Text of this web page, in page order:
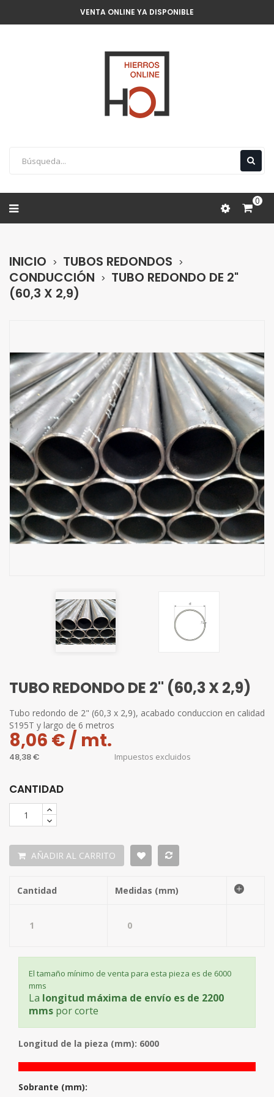
VENTA ONLINE YA DISPONIBLE
0
INICIO
TUBOS REDONDOS
CONDUCCIÓN
TUBO REDONDO DE 2"
(60,3 X 2,9)
TUBO REDONDO DE 2" (60,3 X 2,9)
Tubo redondo de 2" (60,3 x 2,9), acabado conduccion en calidad
S195T y largo de 6 metros
8,06 € / mt.
48,38 € Impuestos excluidos
CANTIDAD
AÑADIR AL CARRITO
Cantidad Medidas (mm)
El tamaño mínimo de venta para esta pieza es de 6000
mms
La longitud máxima de envío es de 2200
mms por corte
Longitud de la pieza (mm): 6000
Sobrante (mm):